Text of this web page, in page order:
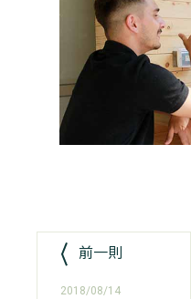
前一則
2018/08/14